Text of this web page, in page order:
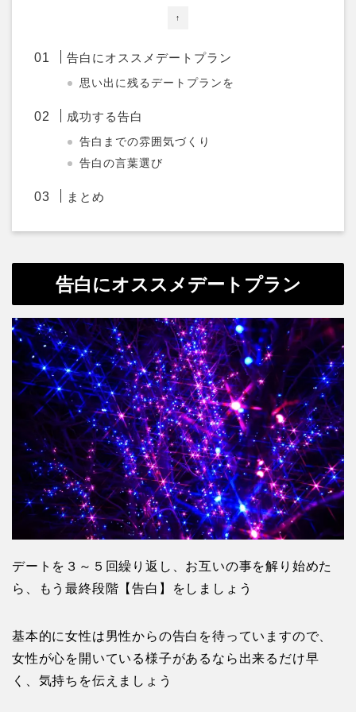
↑
告白にオススメデートプラン
思い出に残るデートプランを
成功する告白
告白までの雰囲気づくり
告白の言葉選び
まとめ
告白にオススメデートプラン
デートを３～５回繰り返し、お互いの事を解り始めた
ら、もう最終段階【告白】をしましょう
基本的に女性は男性からの告白を待っていますので、
女性が心を開いている様子があるなら出来るだけ早
く、気持ちを伝えましょう